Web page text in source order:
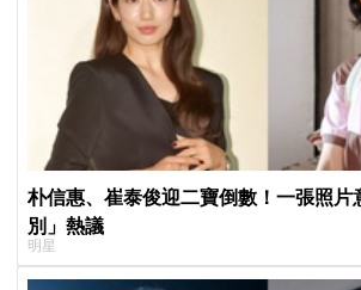
朴信惠、崔泰俊迎二寶倒數！一張照片
別」熱議
明星